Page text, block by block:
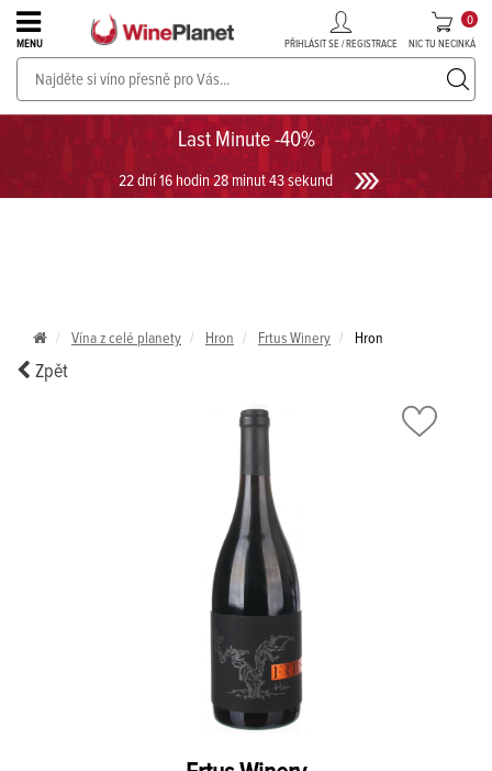
Last Minute -40%
22 dní 16 hodin 28 minut 42 sekund
MENU PŘIHLÁSIT SE / REGISTRACE NIC TU NECINKÁ
0
PROSECCO v akci až do -30%!UKÁZAT PROSECCO
Vína z celé planety Hron Frtus Winery Hron
Zpět